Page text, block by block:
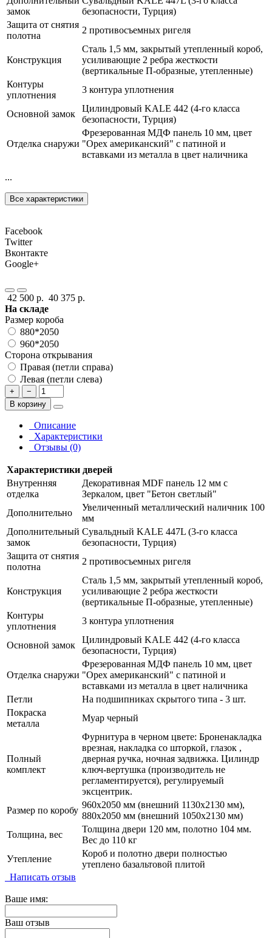
замок
безопасности, Турция)
Защита от снятия
полотна
2 противосъемных ригеля
Конструкция
Сталь 1,5 мм, закрытый утепленный короб,
усиливающие 2 ребра жесткости
(вертикальные П-образные, утепленные)
Контуры
уплотнения
3 контура уплотнения
Основной замок
Цилиндровый KALE 442 (4-го класса
безопасности, Турция)
Отделка снаружи
Фрезерованная МДФ панель 10 мм, цвет
"Орех американский" с патиной и
вставками из металла в цвет наличника
...
Все характеристики
Facebook
Twitter
Вконтакте
Google+
42 500 р. 40 375 р.
На складе
Размер короба
880*2050
960*2050
Сторона открывания
Правая (петли справа)
Левая (петли слева)
+
−
В корзину
Описание
Характеристики
Отзывы (0)
Характеристики дверей
Внутренняя
отделка
Декоративная MDF панель 12 мм с
Зеркалом, цвет "Бетон светлый"
Дополнительно
Увеличенный металлический наличник 100
мм
Дополнительный
замок
Сувальдный KALE 447L (3-го класса
безопасности, Турция)
Защита от снятия
полотна
2 противосъемных ригеля
Конструкция
Сталь 1,5 мм, закрытый утепленный короб,
усиливающие 2 ребра жесткости
(вертикальные П-образные, утепленные)
Контуры
уплотнения
3 контура уплотнения
Основной замок
Цилиндровый KALE 442 (4-го класса
безопасности, Турция)
Отделка снаружи
Фрезерованная МДФ панель 10 мм, цвет
"Орех американский" с патиной и
вставками из металла в цвет наличника
Петли
На подшипниках скрытого типа - 3 шт.
Покраска
металла
Муар черный
Полный
комплект
Фурнитура в черном цвете: Броненакладка
врезная, накладка со шторкой, глазок ,
дверная ручка, ночная задвижка. Цилиндр
ключ-вертушка (производитель не
регламентируется), регулируемый
эксцентрик.
Размер по коробу
960х2050 мм (внешний 1130х2130 мм),
880х2050 мм (внешний 1050х2130 мм)
Толщина, вес
Толщина двери 120 мм, полотно 104 мм.
Вес до 110 кг
Утепление
Короб и полотно двери полностью
утеплено базальтовой плитой
Написать отзыв
Ваше имя:
Ваш отзыв